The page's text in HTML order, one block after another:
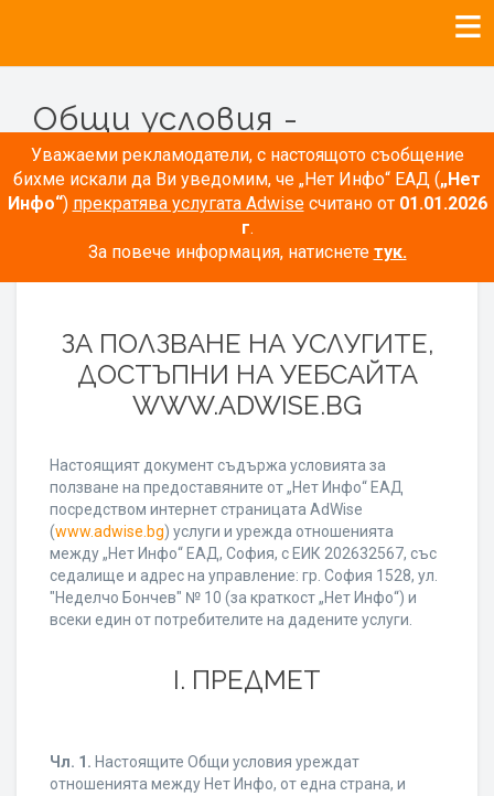
Уважаеми рекламодатели, с настоящото съобщение
бихме искали да Ви уведомим, че „Нет Инфо“ ЕАД („Нет
Инфо“) прекратява услугата Adwiseсчитано от 01.01.2026
г.
За повече информация, натиснете тук.
Общи условия -
Рекламодатели
ОБЩИ УСЛОВИЯ
ЗА ПОЛЗВАНЕ НА УСЛУГИТЕ,
ДОСТЪПНИ НА УЕБСАЙТА
WWW.ADWISE.BG
Настоящият документ съдържа условията за
ползване на предоставяните от „Нет Инфо“ ЕАД
посредством интернет страницата AdWise
(www.adwise.bg) услуги и урежда отношенията
между „Нет Инфо“ ЕАД, София, с ЕИК 202632567, със
седалище и адрес на управление: гр. София 1528, ул.
"Неделчо Бончев" № 10 (за краткост „Нет Инфо“) и
всеки един от потребителите на дадените услуги.
І. ПРЕДМЕТ
Чл. 1. Настоящите Общи условия уреждат
отношенията между Нет Инфо, от една страна, и